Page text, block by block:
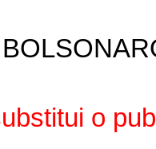
o